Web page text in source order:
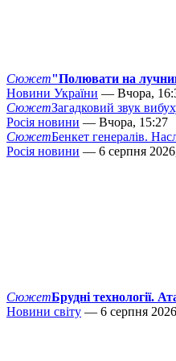
Сюжет"Полювати на
Новини України — Вчора,
СюжетЗагадковий звук
Росія новини — Вчора, 15:27
СюжетБенкет генералів.
Росія новини — 6 серпня
СюжетБрудні технології.
Новини світу — 6 серпня